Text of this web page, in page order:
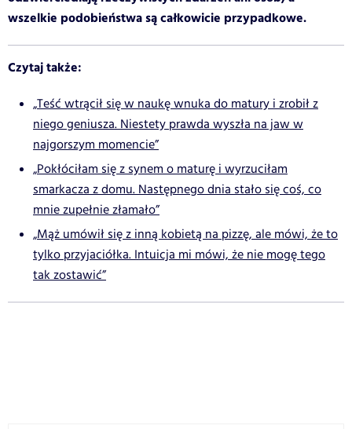
wszelkie podobieństwa są całkowicie przypadkowe.
Czytaj także:
„Teść wtrącił się w naukę wnuka do matury i zrobił z
niego geniusza. Niestety prawda wyszła na jaw w
najgorszym momencie”
„Pokłóciłam się z synem o maturę i wyrzuciłam
smarkacza z domu. Następnego dnia stało się coś, co
mnie zupełnie złamało”
„Mąż umówił się z inną kobietą na pizzę, ale mówi, że to
tylko przyjaciółka. Intuicja mi mówi, że nie mogę tego
tak zostawić”